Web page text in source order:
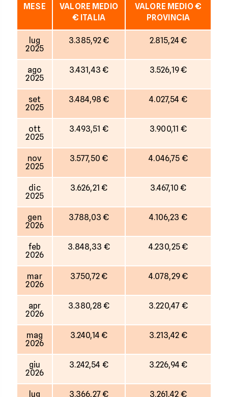
MESE
VALORE MEDIO
€ ITALIA
VALORE MEDIO €
PROVINCIA
lug
2025
3.385,92 € 2.815,24 €
ago
2025
3.431,43 € 3.526,19 €
set
2025
3.484,98 € 4.027,54 €
ott
2025
3.493,51 € 3.900,11 €
nov
2025
3.577,50 € 4.046,75 €
dic
2025
3.626,21 € 3.467,10 €
gen
2026
3.788,03 € 4.106,23 €
feb
2026
3.848,33 € 4.230,25 €
mar
2026
3.750,72 € 4.078,29 €
apr
2026
3.380,28 € 3.220,47 €
mag
2026
3.240,14 € 3.213,42 €
giu
2026
3.242,54 € 3.226,94 €
lug
3.366,27 € 3.261,42 €